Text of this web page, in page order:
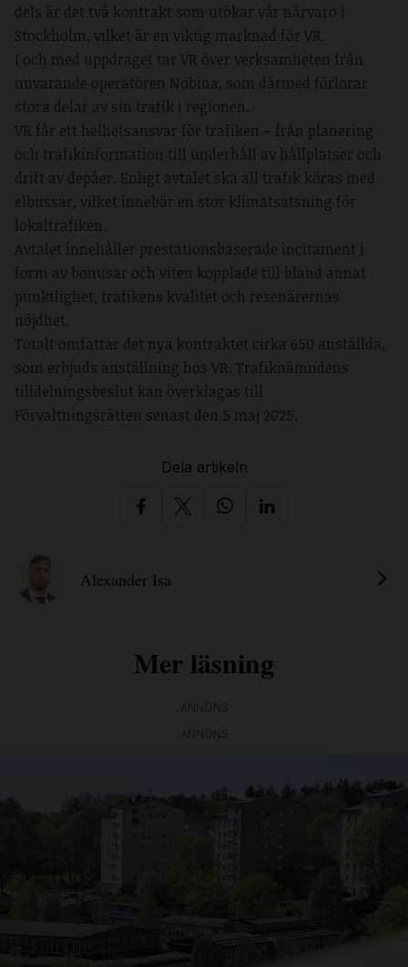
dels är det två kontrakt som utökar vår närvaro i
Stockholm, vilket är en viktig marknad för VR.
I och med uppdraget tar VR över verksamheten från
nuvarande operatören Nobina, som därmed förlorar
stora delar av sin trafik i regionen.
VR får ett helhetsansvar för trafiken – från planering
och trafikinformation till underhåll av hållplatser och
drift av depåer. Enligt avtalet ska all trafik köras med
elbussar, vilket innebär en stor klimatsatsning för
lokaltrafiken.
Avtalet innehåller prestationsbaserade incitament i
form av bonusar och viten kopplade till bland annat
punktlighet, trafikens kvalitet och resenärernas
nöjdhet.
Totalt omfattar det nya kontraktet cirka 650 anställda,
som erbjuds anställning hos VR. Trafiknämndens
tilldelningsbeslut kan överklagas till
Förvaltningsrätten senast den 5 maj 2025.
Dela artikeln
Alexander Isa
Mer läsning